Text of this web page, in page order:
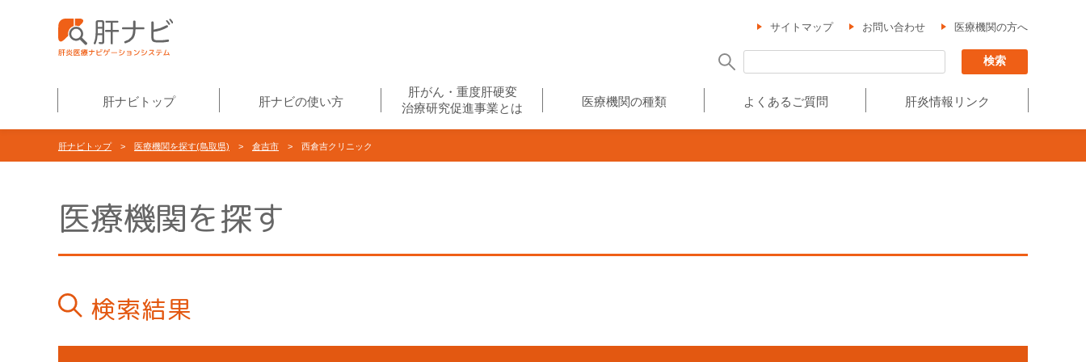
サイトマップ お問い合わせ 医療機関の方へ
肝ナビトップ 肝ナビの使い方
肝がん・重度肝硬変
治療研究促進事業とは
医療機関の種類 よくあるご質問 肝炎情報リンク
肝ナビトップ> 医療機関を探す(鳥取県) > 倉吉市 > 西倉吉クリニック
医療機関を探す
検索結果